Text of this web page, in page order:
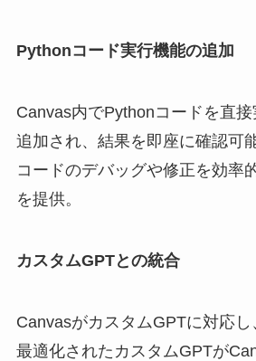
Pythonコード実行機能の追加
Canvas内でPythonコードを直
追加され、結果を即座に確認可能
コードのデバッグや修正を効率
を提供。
カスタムGPTとの統合
CanvasがカスタムGPTに対応
最適化されたカスタムGPTが